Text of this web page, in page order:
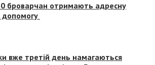
броварчан отримають адресну
допомогу
вже третій день намагаються